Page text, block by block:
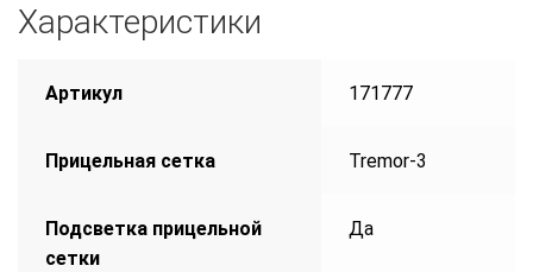
Характеристики
Артикул 171777
Прицельная сетка Tremor-3
Подсветка прицельной
сетки
Да